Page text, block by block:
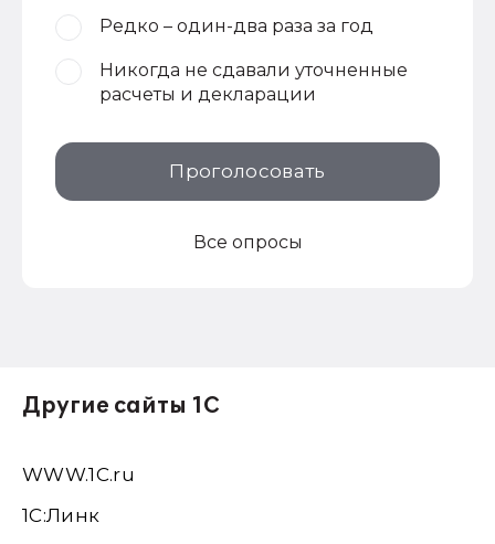
Редко – один-два раза за год
Никогда не сдавали уточненные
расчеты и декларации
Проголосовать
Все опросы
Другие сайты 1С
WWW.1С.ru
1С:Линк